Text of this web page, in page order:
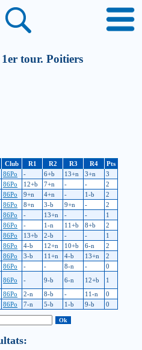
tour. Poitiers
Club R1 R2 R3 R4
Pts
86Po - 6+b 13+n 3+n
3
86Po 12+b 7+n - -
2
86Po 9+n 4+n - 1-b
2
86Po 8+n 3-b 9+n -
2
86Po - 13+n - -
1
86Po - 1-n 11+b 8+b
2
86Po 13+b 2-b - -
1
86Po 4-b 12+n 10+b 6-n
2
86Po 3-b 11+n 4-b 13+n
2
86Po - - 8-n -
0
86Po - 9-b 6-n 12+b
1
86Po 2-n 8-b - 11-n
0
86Po 7-n 5-b 1-b 9-b 0